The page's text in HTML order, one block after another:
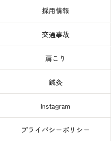
採用情報
交通事故
肩こり
鍼灸
Instagram
プライバシーポリシー